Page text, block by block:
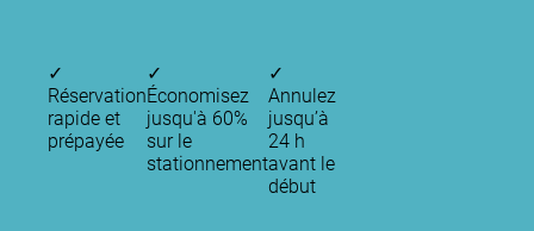
✓
Réservation
rapide et
prépayée
✓
Économisez
jusqu'à 60%
sur le
stationnement
✓
Annulez
jusqu’à
24 h
avant le
début